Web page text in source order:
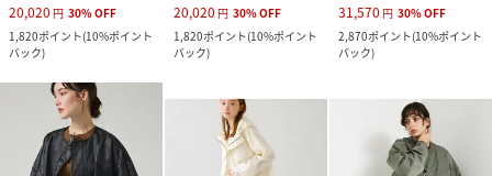
20,020 円 30%OFF
1,820ポイント(10%ポイント
バック)
20,020 円 30%OFF
1,820ポイント(10%ポイント
バック)
31,570 円 30%OFF
2,870ポイント(10%ポイント
バック)